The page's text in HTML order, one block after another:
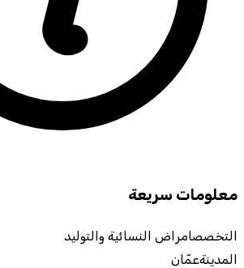
معلومات سريعة
التخصصامراض النسائية والتوليد
المدينةعمّان